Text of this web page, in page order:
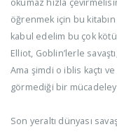
okumaz hızla
öğrenmek için bu
kabul edelim bu çok
Elliot, Goblin’lerle
Ama şimdi o iblis kaçtı
görmediği bir
Son yeraltı dünyası